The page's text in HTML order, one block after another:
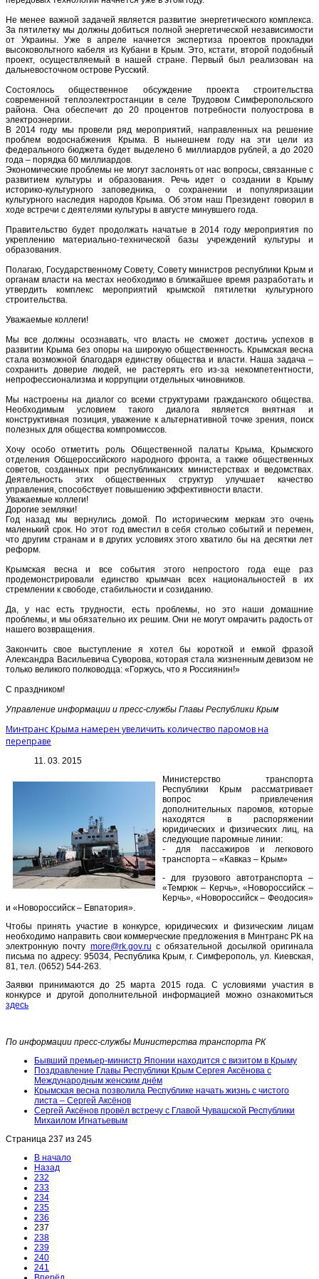
Не менее важной задачей является развитие энергетического комплекса.
За пятилетку мы должны добиться полной энергетической независимости
от Украины. Уже в апреле начнется экспертиза проектов прокладки
высоковольтного кабеля из Кубани в Крым. Это, кстати, второй подобный
проект, осуществляемый в нашей стране. Первый был реализован на
дальневосточном острове Русский.
Состоялось общественное обсуждение проекта строительства
современной теплоэлектростанции в селе Трудовом Симферопольского
района. Она обеспечит до 20 процентов потребности полуострова в
электроэнергии.
В 2014 году мы провели ряд мероприятий, направленных на решение
проблем водоснабжения Крыма. В нынешнем году на эти цели из
федерального бюджета будет выделено 6 миллиардов рублей, а до 2020
года – порядка 60 миллиардов.
Экономические проблемы не могут заслонять от нас вопросы, связанные с
развитием культуры и образования. Речь идет о создании в Крыму
историко-культурного заповедника, о сохранении и популяризации
культурного наследия народов Крыма. Об этом наш Президент говорил в
ходе встречи с деятелями культуры в августе минувшего года.
Правительство будет продолжать начатые в 2014 году мероприятия по
укреплению материально-технической базы учреждений культуры и
образования.
Полагаю, Государственному Совету, Совету министров республики Крым и
органам власти на местах необходимо в ближайшее время разработать и
утвердить комплекс мероприятий крымской пятилетки культурного
строительства.
Уважаемые коллеги!
Мы все должны осознавать, что власть не сможет достичь успехов в
развитии Крыма без опоры на широкую общественность. Крымская весна
стала возможной благодаря единству общества и власти. Наша задача –
сохранить доверие людей, не растерять его из-за некомпетентности,
непрофессионализма и коррупции отдельных чиновников.
Мы настроены на диалог со всеми структурами гражданского общества.
Необходимым условием такого диалога является внятная и
конструктивная позиция, уважение к альтернативной точке зрения, поиск
полезных для общества компромиссов.
Хочу особо отметить роль Общественной палаты Крыма, Крымского
отделения Общероссийского народного фронта, а также общественных
советов, созданных при республиканских министерствах и ведомствах.
Деятельность этих общественных структур улучшает качество
управления, способствует повышению эффективности власти.
Уважаемые коллеги!
Дорогие земляки!
Год назад мы вернулись домой. По историческим меркам это очень
маленький срок. Но этот год вместил в себя столько событий и перемен,
что другим странам и в других условиях этого хватило бы на десятки лет
реформ.
Крымская весна и все события этого непростого года еще раз
продемонстрировали единство крымчан всех национальностей в их
стремлении к свободе, стабильности и созиданию.
Да, у нас есть трудности, есть проблемы, но это наши домашние
проблемы, и мы обязательно их решим. Они не могут омрачить радость от
нашего возвращения.
Закончить свое выступление я хотел бы короткой и емкой фразой
Александра Васильевича Суворова, которая стала жизненным девизом не
только великого полководца: «Горжусь, что я Россиянин!»
С праздником!
Управление информации и пресс-службы Главы Республики Крым
Минтранс Крыма намерен увеличить количество паромов на
переправе
11. 03. 2015
Министерство транспорта
Республики Крым рассматривает
вопрос привлечения
дополнительных паромов, которые
находятся в распоряжении
юридических и физических лиц, на
следующие паромные линии:
- для пассажиров и легкового
транспорта – «Кавказ – Крым»
- для грузового автотранспорта –
«Темрюк – Керчь», «Новороссийск –
Керчь», «Новороссийск – Феодосия»
и «Новороссийск – Евпатория».
Чтобы принять участие в конкурсе, юридических и физическим лицам
необходимо направить свои коммерческие предложения в Минтранс РК на
электронную почту more@rk.gov.ru с обязательной досылкой оригинала
письма по адресу: 95034, Республика Крым, г. Симферополь, ул. Киевская,
81, тел. (0652) 544-263.
Заявки принимаются до 25 марта 2015 года. С условиями участия в
конкурсе и другой дополнительной информацией можно ознакомиться
здесь
По информации пресс-службы Министерства транспорта РК
Бывший премьер-министр Японии находится с визитом в Крыму
Поздравление Главы Республики Крым Сергея Аксёнова с
Международным женским днём
Крымская весна позволила Республике начать жизнь с чистого
листа – Сергей Аксёнов
Сергей Аксёнов провёл встречу с Главой Чувашской Республики
Михаилом Игнатьевым
Страница 237 из 245
В начало
Назад
232
233
234
235
236
237
238
239
240
241